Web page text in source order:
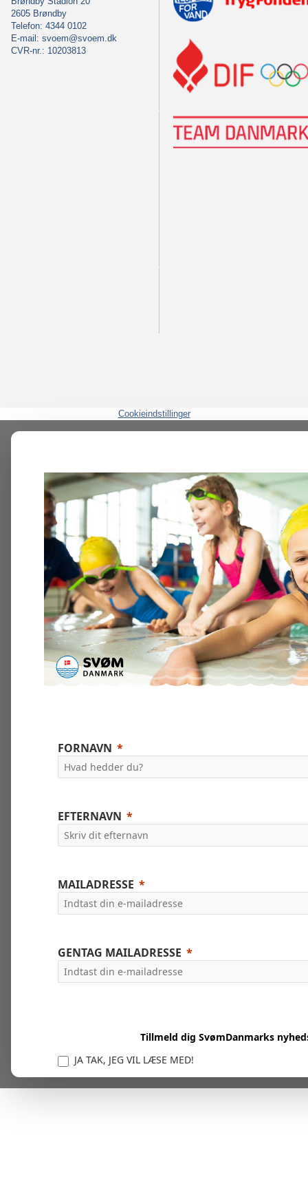
2605 Brøndby
Telefon: 4344 0102
E-mail: svoem@svoem.dk
CVR-nr.: 10203813
Cookieindstillinger
FORNAVN
EFTERNAVN
MAILADRESSE
GENTAG MAILADRESSE
Tillmeld dig SvømDanmarks
JA TAK, JEG VIL LÆSE MED!